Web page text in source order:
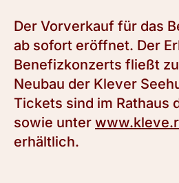
Der Vorverkauf für das
ab sofort eröffnet. Der
Benefizkonzerts fließt
Neubau der Klever
Tickets sind im Rathaus
sowie unter
erhältlich.